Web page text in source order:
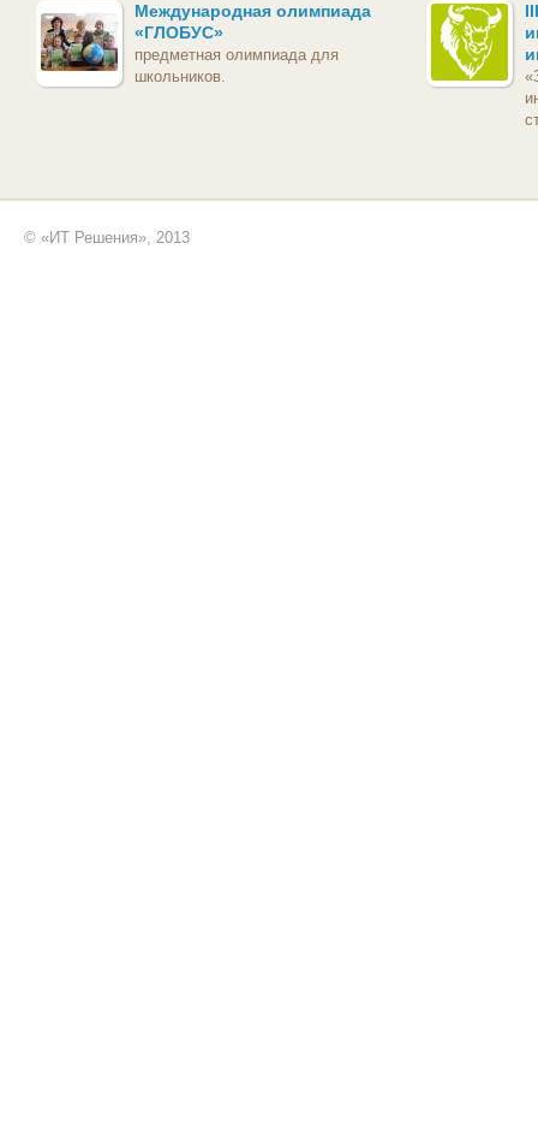
Международная олимпиада
«ГЛОБУС»
предметная олимпиада для
школьников.
© «ИТ Решения», 2013